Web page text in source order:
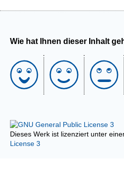
Wie hat Ihnen dieser Inhalt
Dieses Werk ist lizenziert unter
License 3